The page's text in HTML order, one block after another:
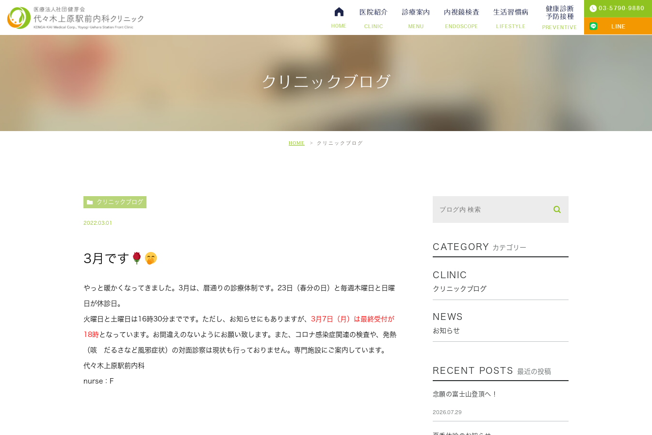
HOME
医院紹介
CLINIC
アクセス・診療時間 スタッフ募集
診療案内
MENU
内視鏡検査
ENDOSCOPE
大腸内視鏡検査について 日帰り手術（内視鏡的ポリープ切除）
生活習慣病
LIFESTYLE
健康診断
予防接種
PREVENTIVE
ワクチン・予防接種
クリニックブログ
HOME クリニックブログ
クリニックブログ
2022.03.01
3月です
やっと暖かくなってきました。3月は、暦通りの診療体制です。23日（春分の日）と毎週木曜日と日曜
日が休診日。
火曜日と土曜日は16時30分までです。ただし、お知らせにもありますが、 3月7日（月）は最終受付が
18時となっています。お間違えのないようにお願い致します。また、コロナ感染症関連の検査や、発熱
（咳 だるさなど風邪症状）の対面診察は現状も行っておりません。専門施設にご案内しています。
代々木上原駅前内科
nurse：F
CATEGORY カテゴリー
CLINIC
クリニックブログ
NEWS
お知らせ
RECENT POSTS 最近の投稿
念願の富士山登頂へ！
2026.07.29